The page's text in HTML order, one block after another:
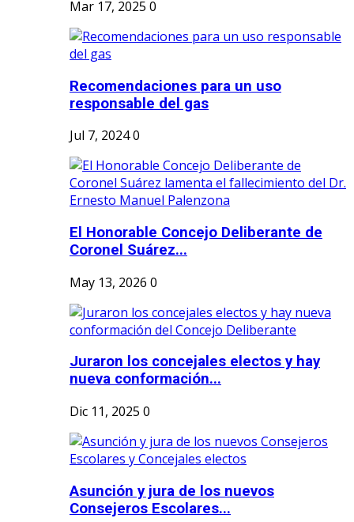
Mar 17, 2025 0
Recomendaciones para un uso
responsable del gas
Jul 7, 20240
El Honorable Concejo Deliberante de
Coronel Suárez...
May 13, 2026 0
Juraron los concejales electos y hay
nueva conformación...
Dic 11, 2025 0
Asunción y jura de los nuevos
Consejeros Escolares...